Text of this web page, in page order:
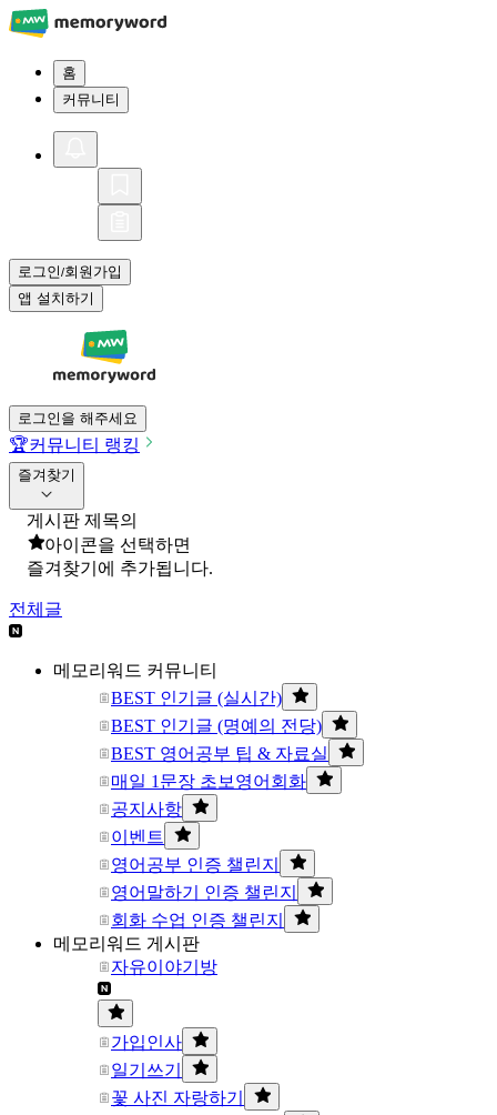
홈
커뮤니티
로그인/회원가입
앱 설치하기
로그인을 해주세요
🏆커뮤니티 랭킹
즐겨찾기
게시판 제목의
아이콘을 선택하면
즐겨찾기에 추가됩니다.
전체글
메모리워드 커뮤니티
BEST 인기글 (실시간)
BEST 인기글 (명예의 전당)
BEST 영어공부 팁 & 자료실
매일 1문장 초보영어회화
공지사항
이벤트
영어공부 인증 챌린지
영어말하기 인증 챌린지
회화 수업 인증 챌린지
메모리워드 게시판
자유이야기방
가입인사
일기쓰기
꽃 사진 자랑하기